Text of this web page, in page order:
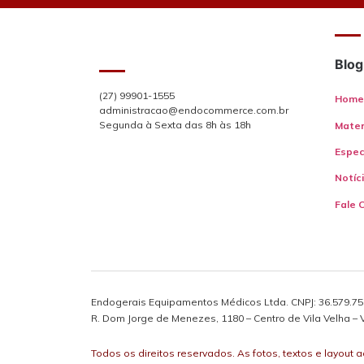
(27) 99901-1555
administracao@endocommerce.com.br
Segunda à Sexta das 8h às 18h
Blog
Home
Fale
Endogerais Equipamentos Médicos Ltda. CNPJ:
R. Dom Jorge de Menezes, 1180 – Centro de Vila Velha –
Todos os direitos reservados. As fotos, textos e layout